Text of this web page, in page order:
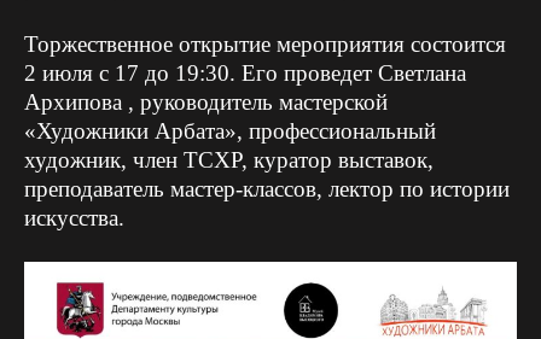
Торжественное открытие мероприятия состоится
2 июля с 17 до 19:30. Его проведет Светлана
Архипова , руководитель мастерской
«Художники Арбата», профессиональный
художник, член ТСХР, куратор выставок,
преподаватель мастер-классов, лектор по истории
искусства.